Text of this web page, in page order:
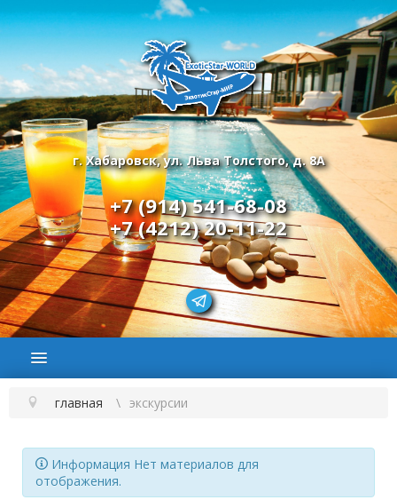
г. Хабаровск, ул. Льва Толстого, д. 8А
+7 (914) 541-68-08
+7 (4212) 20-11-22
главная экскурсии
Информация Нет материалов для
отображения.